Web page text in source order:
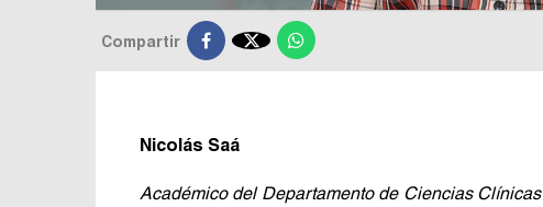
Compartir 
Nicolás Saá
Académico del Departamento de Ciencias